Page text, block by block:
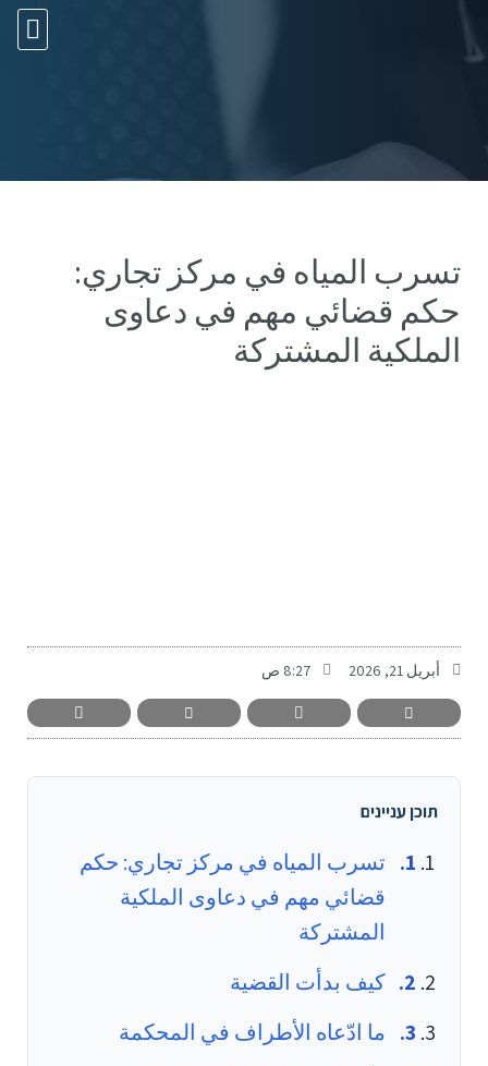
تسرب المياه في مركز تجاري:
حكم قضائي مهم في دعاوى
الملكية المشتركة
أبريل 21, 2026 8:27 ص
תוכן עניינים
تسرب المياه في مركز تجاري: حكم
قضائي مهم في دعاوى الملكية
المشتركة
كيف بدأت القضية
ما ادّعاه الأطراف في المحكمة